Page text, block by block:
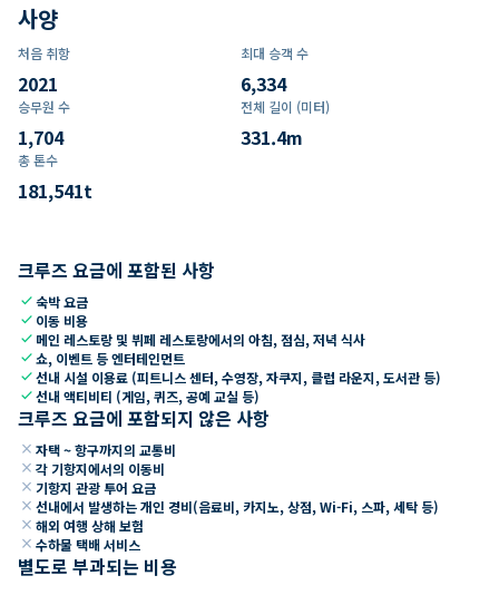
사양
처음 취항
2021
최대 승객 수
6,334
승무원 수
1,704
전체 길이 (미터)
331.4m
총 톤수
181,541t
크루즈 요금에 포함된 사항
check숙박 요금
check 이동 비용
check 메인 레스토랑 및 뷔페 레스토랑에서의 아침, 점심, 저녁 식사
check쇼, 이벤트 등 엔터테인먼트
check선내 시설 이용료 (피트니스 센터, 수영장, 자쿠지, 클럽 라운지, 도서관 등)
check선내 액티비티 (게임, 퀴즈, 공예 교실 등)
크루즈 요금에 포함되지 않은 사항
close 자택 ~ 항구까지의 교통비
close 각 기항지에서의 이동비
close 기항지 관광 투어 요금
close 선내에서 발생하는 개인 경비(음료비, 카지노, 상점, Wi-Fi, 스파, 세탁 등)
close 해외 여행 상해 보험
close 수하물 택배 서비스
별도로 부과되는 비용